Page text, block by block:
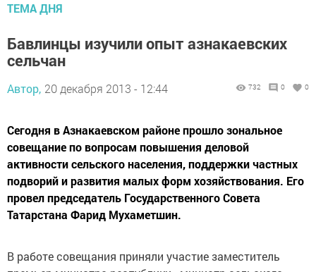
ТЕМА ДНЯ
Бавлинцы изучили опыт азнакаевских
сельчан
Автор, 20 декабря 2013 - 12:44 732 0 0
Сегодня в Азнакаевском районе прошло зональное
совещание по вопросам повышения деловой
активности сельского населения, поддержки частных
подворий и развития малых форм хозяйствования. Его
провел председатель Государственного Совета
Татарстана Фарид Мухаметшин.
В работе совещания приняли участие заместитель